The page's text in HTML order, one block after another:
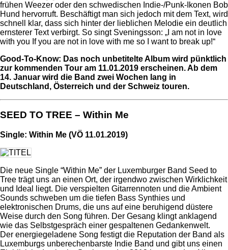
frühen Weezer oder den schwedischen Indie-/Punk-Ikonen Bob
Hund hervorruft. Beschäftigt man sich jedoch mit dem Text, wird
schnell klar, dass sich hinter der lieblichen Melodie ein deutlich
ernsterer Text verbirgt. So singt Sveningsson: „I am not in love
with you If you are not in love with me so I want to break up!“
Good-To-Know: Das noch unbetitelte Album wird pünktlich
zur kommenden Tour am 11.01.2019 erscheinen. Ab dem
14. Januar wird die Band zwei Wochen lang in
Deutschland, Österreich und der Schweiz touren.
SEED TO TREE – Within Me
Single: Within Me (VÖ 11.01.2019)
Die neue Single “Within Me” der Luxemburger Band Seed to
Tree trägt uns an einen Ort, der irgendwo zwischen Wirklichkeit
und Ideal liegt. Die verspielten Gitarrennoten und die Ambient
Sounds schweben um die tiefen Bass Synthies und
elektronischen Drums, die uns auf eine beruhigend düstere
Weise durch den Song führen. Der Gesang klingt anklagend
wie das Selbstgespräch einer gespaltenen Gedankenwelt.
Der energiegeladene Song festigt die Reputation der Band als
Luxemburgs unberechenbarste Indie Band und gibt uns einen